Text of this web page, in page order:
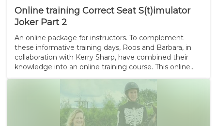
Online training Correct Seat S(t)imulator
Joker Part 2
An online package for instructors. To complement
these informative training days, Roos and Barbara, in
collaboration with Kerry Sharp, have combined their
knowledge into an online training course. This online